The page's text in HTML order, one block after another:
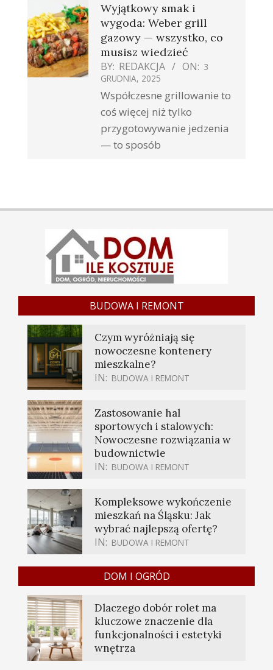
Wyjątkowy smak i
wygoda: Weber grill
gazowy — wszystko, co
musisz wiedzieć
BY: REDAKCJA ON: 3
GRUDNIA, 2025
Współczesne grillowanie to
coś więcej niż tylko
przygotowywanie jedzenia
— to sposób
BUDOWA I REMONT
Czym wyróżniają się
nowoczesne kontenery
mieszkalne?
IN: BUDOWA I REMONT
Zastosowanie hal
sportowych i stalowych:
Nowoczesne rozwiązania w
budownictwie
IN: BUDOWA I REMONT
Kompleksowe wykończenie
mieszkań na Śląsku: Jak
wybrać najlepszą ofertę?
IN: BUDOWA I REMONT
DOM I OGRÓD
Dlaczego dobór rolet ma
kluczowe znaczenie dla
funkcjonalności i estetyki
wnętrza